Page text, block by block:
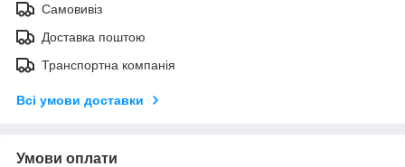
Самовивіз
Доставка поштою
Транспортна компанія
Всі умови доставки
Умови оплати